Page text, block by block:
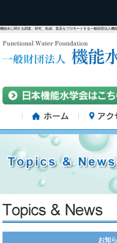
機能水に関する調査、研究、助成、普及をプロモートする一般財団法人機
お知